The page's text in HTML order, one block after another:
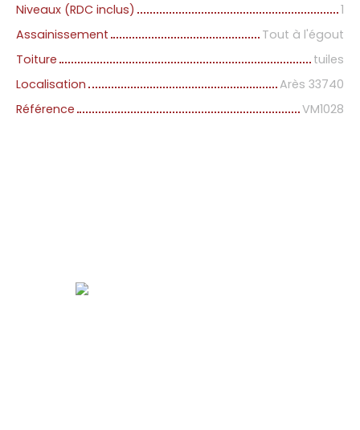
Niveaux (RDC inclus)
1
Assainissement
Tout à l'égout
Toiture
tuiles
Localisation
Arès 33740
Référence
VM1028